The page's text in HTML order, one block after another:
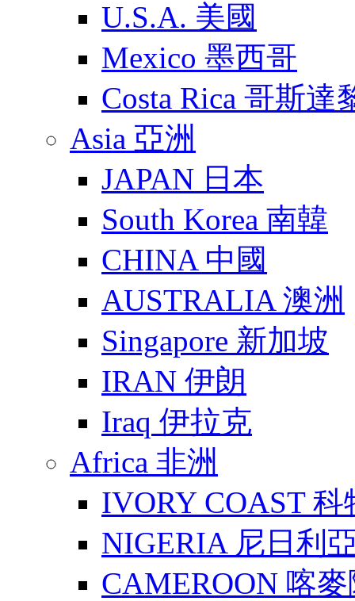
U.S.A. 美國
Mexico 墨西哥
Costa Rica 哥斯達
Asia 亞洲
JAPAN 日本
South Korea 南韓
CHINA 中國
AUSTRALIA 澳洲
Singapore 新加坡
IRAN 伊朗
Iraq 伊拉克
Africa 非洲
IVORY COAST 科
NIGERIA 尼日利
CAMEROON 喀